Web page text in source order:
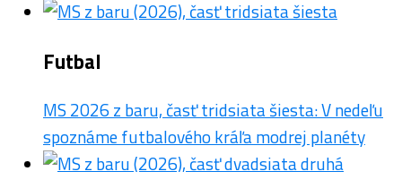
Futbal
MS 2026 z baru, časť tridsiata šiesta: V nedeľu
spoznáme futbalového kráľa modrej planéty